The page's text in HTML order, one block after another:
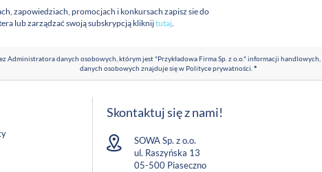
zapowiedziach, promocjach i konkursach zapisz sie do
lub zarządzać swoją subskrypcją kliknijtutaj.
Administratora danych osobowych, którym jest "Przykładowa Firma Sp. z o.o." informacji
danych osobowych znajduje się w Polityce prywatności.*
Skontaktuj się z nami!
SOWA Sp. z o.o.
ul. Raszyńska 13
05-500 Piaseczno